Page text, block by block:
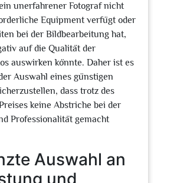
unerfahrener Fotograf nicht
Equipment verfügt oder
bei der Bildbearbeitung hat,
auf die Qualität der
auswirken könnte. Daher ist es
Auswahl eines günstigen
dass trotz des
keine Abstriche bei der
Professionalität gemacht
Auswahl an
und